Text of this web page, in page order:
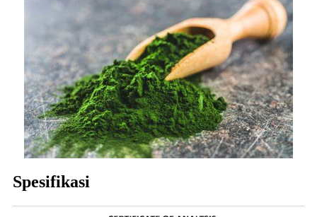
Spesifikasi